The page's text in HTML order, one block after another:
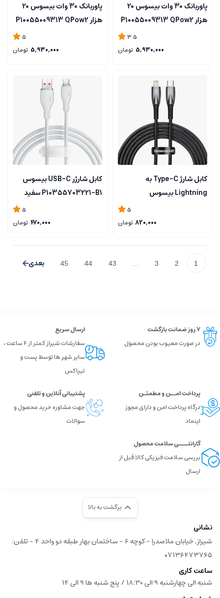
پاوربانک 30 وات بیسوس 20
هزار P10055009313 QPow2
3.5
5,930,000 تومان
پاوربانک 30 وات بیسوس 20
هزار P10055009313 QPow2
5
5,930,000 تومان
کابل شارژ Type-C به
Lightning بیسوس
5
820,000 تومان
کابل شارژر USB-C بیسوس
P10355703221-B1 سفید
5
470,000 تومان
1
2
3
43
44
45
۷ روز ضمانت بازگشت
در صورت معیوب بودن محصول
ارسال سریع
سفارشات شیراز کمتر از 4 ساعت ،
سایر شهر ها توسط پست و
تیپاکس
پرداخت امــن و مطمئـن
درگاه پرداخت امن و دارای مجوز
اینماد
پشتیبانی آنلاین و تلفنی
جهت مشاوره خرید محصول و
سوالات
گارانتــــی سلامت محصول
بررسی سلامت فیزیکی کالا قبل از
ارسال
برگشت به بالا
نشانی
شیراز, خیابان ملاصدرا - کوچه 6 - ساختمان بهار طبقه دو واحد 4 - تلفن:
۰۷۱۳۶۴۷۳۷۶۵
ساعت کاری
شنبه الی چهارشنبه 9 الی 18:30 / پنج شنبه ها 9 الی 14